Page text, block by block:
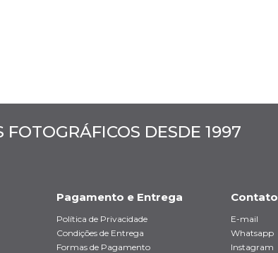
DESDE 1997
Pagamento e Entrega
Política de Privacidade
Condições de Entrega
Formas de Pagamento
Contato
E-mail
Whatsapp
Instagram